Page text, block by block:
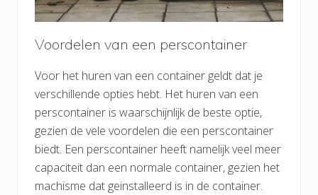
Voordelen van een perscontainer
Voor het huren van een container geldt dat je
verschillende opties hebt. Het huren van een
perscontainer is waarschijnlijk de beste optie,
gezien de vele voordelen die een perscontainer
biedt. Een perscontainer heeft namelijk veel meer
capaciteit dan een normale container, gezien het
machisme dat geinstalleerd is in de container.